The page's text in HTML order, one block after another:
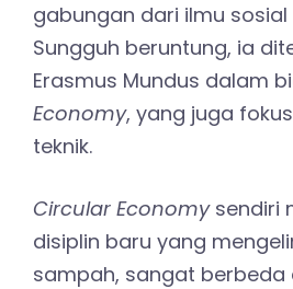
gabungan dari ilmu sosial
Sungguh beruntung, ia
Erasmus Mundus dalam
Economy, yang juga
teknik.
Circular Economysendiri
disiplin baru yang
sampah, sangat berbeda